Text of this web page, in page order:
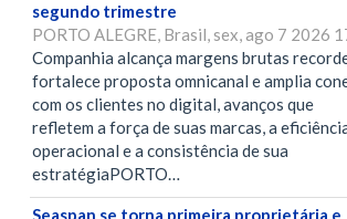
segundo trimestre
PORTO ALEGRE, Brasil, sex, ago 7 2026
Companhia alcança margens brutas
fortalece proposta omnicanal e amplia
com os clientes no digital, avanços que
refletem a força de suas marcas, a
operacional e a consistência de sua
estratégiaPORTO…
Seaspan se torna primeira proprietária e